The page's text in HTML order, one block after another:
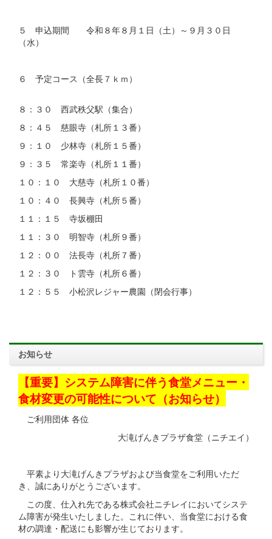
５ 申込期間 令和８年８月１日（土）～９月３０日
（水）
６ 予定コース（全長７ｋｍ）
８：３０ 西武秩父駅（集合）
８：４５ 慈眼寺（札所１３番）
９：１０ 少林寺（札所１５番）
９：３５ 常楽寺（札所１１番）
１０：１０ 大慈寺（札所１０番）
１０：４０ 長興寺（札所５番）
１１：１５ 寺坂棚田
１１：３０ 明智寺（札所９番）
１２：００ 法長寺（札所７番）
１２：３０ ト雲寺（札所６番）
１２：５５ 小松沢レジャー農園（閉会行事）
お知らせ
【重要】システム障害に伴う食堂メニュー・
食材変更の可能性について（お知らせ）
ご利用団体 各位
大滝げんきプラザ食堂（ニチエイ）
平素より大滝げんきプラザおよび当食堂をご利用いただ
き、誠にありがとうございます。
この度、仕入れ先である株式会社ニチレイにおいてシステ
ム障害が発生いたしました。これに伴い、当食堂における食
材の調達・配送にも影響が生じております。